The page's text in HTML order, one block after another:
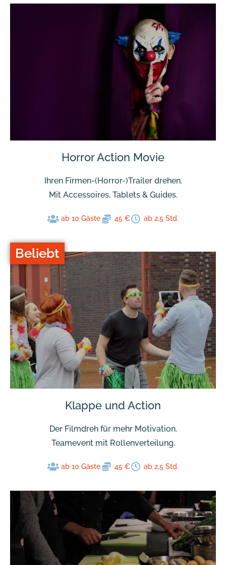
Horror Action Movie
Ihren Firmen-(Horror-)Trailer drehen.
Mit Accessoires, Tablets & Guides.
ab 10 Gäste 45 € ab 2,5 Std.
Beliebt
Klappe und Action
Der Filmdreh für mehr Motivation.
Teamevent mit Rollenverteilung.
ab 10 Gäste 45 € ab 2,5 Std.